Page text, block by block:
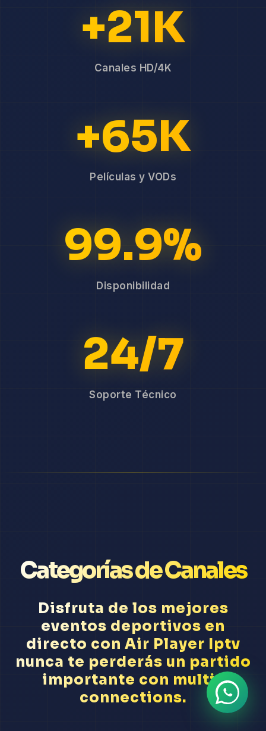
+21K
Canales HD/4K
+65K
Películas y VODs
99.9%
Disponibilidad
24/7
Soporte Técnico
Categorías de Canales
Disfruta de los mejores
eventos deportivos en
directo con Air Player Iptv
nunca te perderás un partido
importante con multi-
connections.